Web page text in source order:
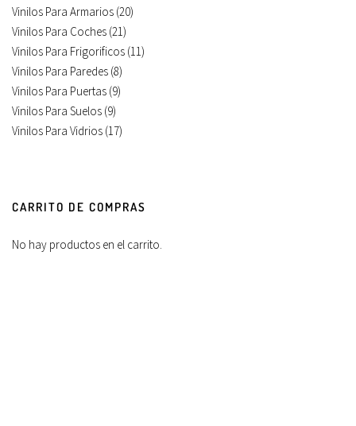
Vinilos Para Armarios (20)
Vinilos Para Coches (21)
Vinilos Para Frigorificos (11)
Vinilos Para Paredes (8)
Vinilos Para Puertas (9)
Vinilos Para Suelos (9)
Vinilos Para Vidrios (17)
CARRITO DE COMPRAS
No hay productos en el carrito.